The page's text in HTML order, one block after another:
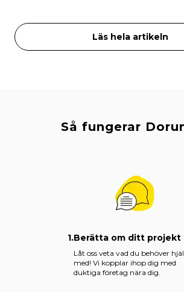
Läs hela artikeln
Så fungerar
1.Berätta om ditt projekt
Låt oss veta vad du behöver
med! Vi kopplar ihop dig med
duktiga företag nära dig.